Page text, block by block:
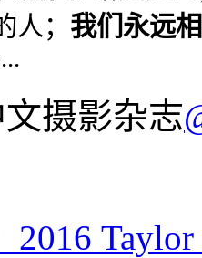
； 我们永远
...
文摄影杂志
2016